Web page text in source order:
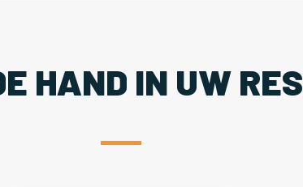
HAND IN UW